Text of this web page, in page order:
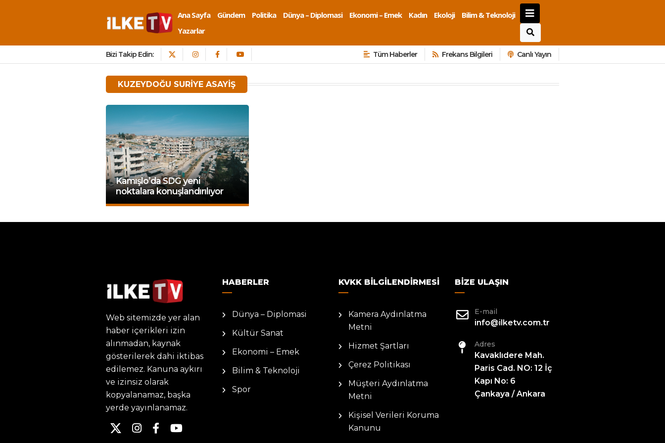
Ana Sayfa Gündem Politika Dünya – Diplomasi Ekonomi – Emek Kadın Ekoloji
Bilim & Teknoloji
Yazarlar
Bizi Takip Edin: Tüm Haberler Frekans Bilgileri Canlı Yayın
KUZEYDOĞU SURIYE ASAYIŞ
Kamışlo’da SDG yeni
noktalara konuşlandırılıyor
Web sitemizde yer alan
haber içerikleri izin
alınmadan, kaynak
gösterilerek dahi iktibas
edilemez. Kanuna aykırı
ve izinsiz olarak
kopyalanamaz, başka
yerde yayınlanamaz.
HABERLER
Dünya – Diplomasi
Kültür Sanat
Ekonomi – Emek
Bilim & Teknoloji
Spor
KVKK BILGILENDIRMESI
Kamera Aydınlatma
Metni
Hizmet Şartları
Çerez Politikası
Müşteri Aydınlatma
Metni
Kişisel Verileri Koruma
Kanunu
BIZE ULAŞIN
E-mail
info@ilketv.com.tr
Adres
Kavaklıdere Mah.
Paris Cad. NO: 12 İç
Kapı No: 6
Çankaya / Ankara